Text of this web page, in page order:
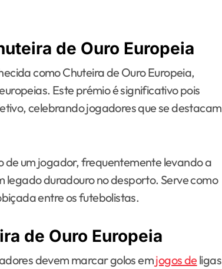
de Ouro Europeia
como Chuteira de Ouro Europeia,
Este prémio é significativo pois
celebrando jogadores que se destacam
de um jogador, frequentemente levando a
duradouro no desporto. Serve como
entre os futebolistas.
de Ouro Europeia
devem marcar golos emjogos de ligas